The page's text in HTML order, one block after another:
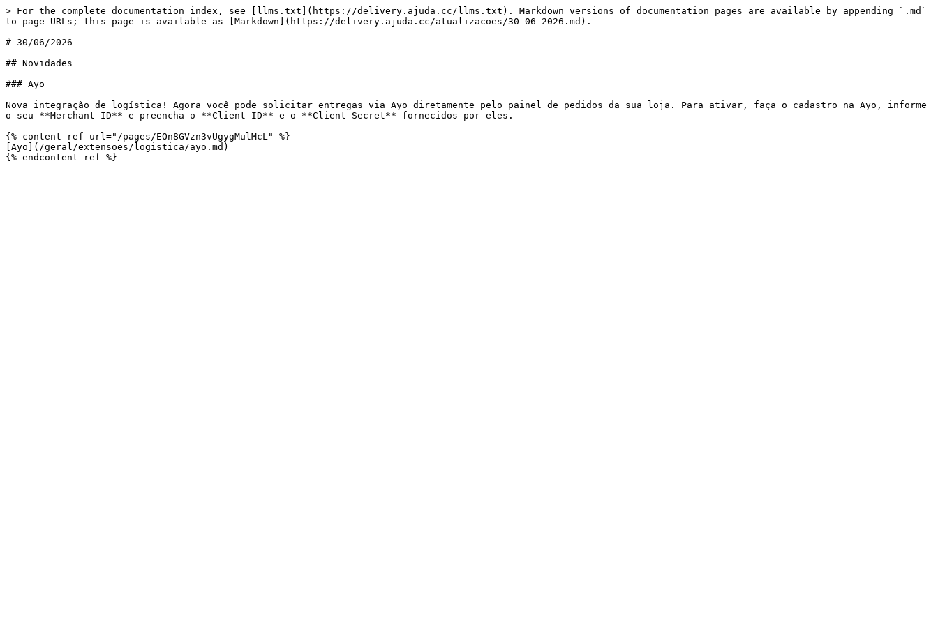
> For the complete documentation index, see [llms.txt](https://delivery.ajuda.cc/llms.txt). Markdown versions of documentation pages are available by appending `.md`
to page URLs; this page is available as [Markdown](https://delivery.ajuda.cc/atualizacoes/30-06-2026.md).
# 30/06/2026
## Novidades
### Ayo
Nova integração de logística! Agora você pode solicitar entregas via Ayo diretamente pelo painel de pedidos da sua loja. Para ativar, faça o cadastro na Ayo, informe
o seu **Merchant ID** e preencha o **Client ID** e o **Client Secret** fornecidos por eles.
{% content-ref url="/pages/EOn8GVzn3vUgygMulMcL" %}
[Ayo](/geral/extensoes/logistica/ayo.md)